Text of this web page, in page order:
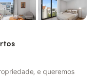
e queremos